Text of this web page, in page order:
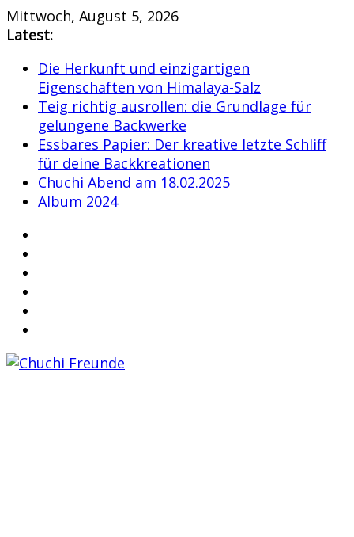
Skip
to
Mittwoch, August 5, 2026
Latest:
Die Herkunft und einzigartigen
Eigenschaften von Himalaya-Salz
Teig richtig ausrollen: die Grundlage für
gelungene Backwerke
Essbares Papier: Der kreative letzte Schliff
für deine Backkreationen
Chuchi Abend am 18.02.2025
Album 2024